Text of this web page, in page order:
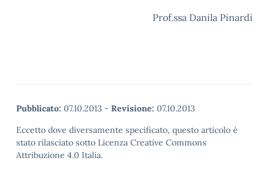
Prof.ssa Danila Pinardi
Pubblicato: 07.10.2013 - Revisione: 07.10.2013
Eccetto dove diversamente specificato, questo articolo è
stato rilasciato sotto Licenza Creative Commons
Attribuzione 4.0 Italia.